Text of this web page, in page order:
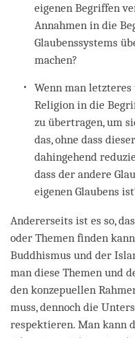
eigenen Begriffen
Annahmen in die
Glaubenssystems
machen?
Wenn man
Religion in die
zu übertragen, um
das, ohne dass
dahingehend
dass der andere
eigenen Glaubens
Andererseits ist es so,
oder Themen finden
Buddhismus und der
man diese Themen und
den konzepuellen
muss, dennoch die
respektieren. Man kann